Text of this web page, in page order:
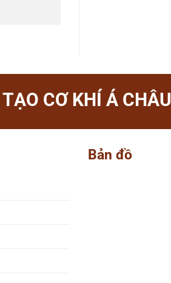
CƠ KHÍ Á CHÂU
Bản đồ